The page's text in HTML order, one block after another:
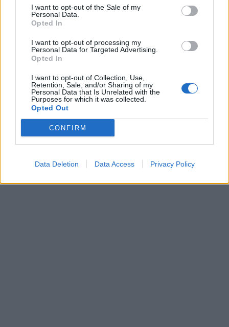
I want to opt-out of the Sale of my
Personal Data.
Opted In
I want to opt-out of processing my
Personal Data for Targeted Advertising.
Opted In
I want to opt-out of Collection, Use,
Retention, Sale, and/or Sharing of my
Personal Data that Is Unrelated with the
Purposes for which it was collected.
Opted Out
CONFIRM
Data Deletion Data Access Privacy Policy
In evidenza